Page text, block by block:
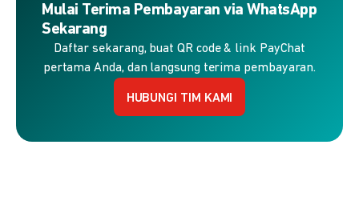
Mulai Terima Pembayaran via WhatsApp
Sekarang
Daftar sekarang, buat QR code & link PayChat
pertama Anda, dan langsung terima pembayaran.
HUBUNGI TIM KAMI